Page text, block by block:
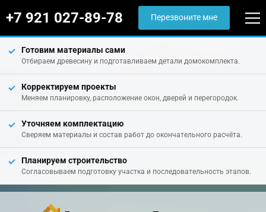
+7 921 027-89-78 Перезвоните мне
Готовим материалы сами
Отбираем древесину и подготавливаем детали домокомплекта.
Корректируем проекты
Меняем планировку, расположение окон, дверей и перегородок.
Уточняем комплектацию
Сверяем материалы и состав работ до окончательного расчёта.
Планируем строительство
Согласовываем подготовку участка и последовательность этапов.